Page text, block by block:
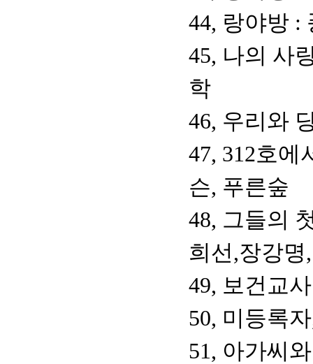
44, 랑야방 :
45, 나의 사
학
46, 우리와
47, 312호에
슨, 푸른숲
48, 그들의
희선,장강
49, 보건교
50, 미등록
51, 아가씨